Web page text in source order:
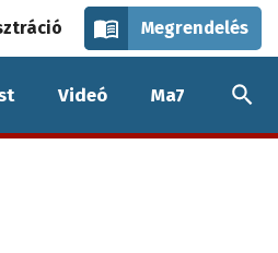
Megrendelés
Videó Ma7